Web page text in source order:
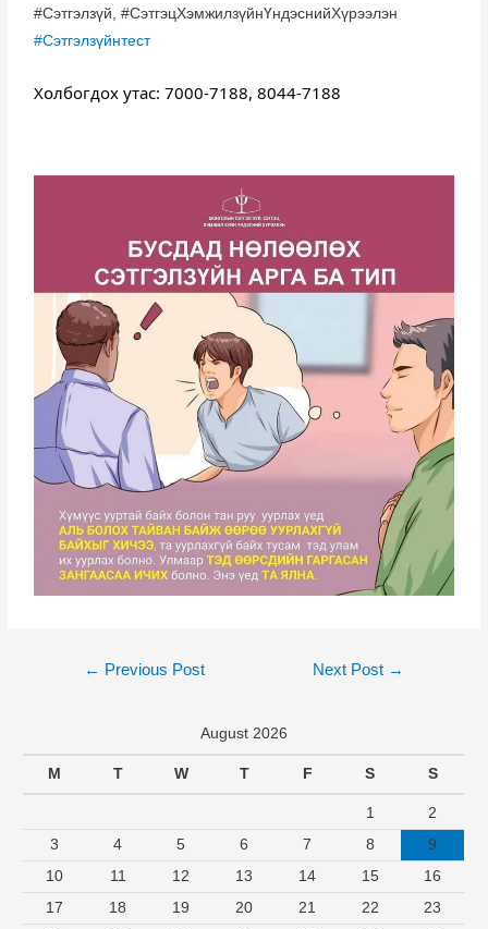
#Сэтгэлзүй, #СэтгэцХэмжилзүйнҮндэснийХүрээлэн
#Сэтгэлзүйнтест
Холбогдох утас: 7000-7188, 8044-7188
← Previous Post Next Post →
August 2026
M T W T F S S
1
2
3
4 5 6 7 8
9
10
11 12 13 14 15
16
17
18 19 20 21 22
23